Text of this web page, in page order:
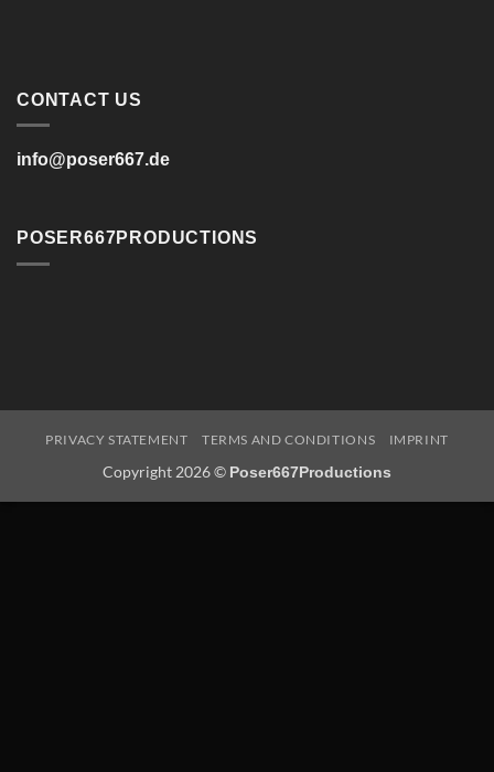
CONTACT US
info@poser667.de
POSER667PRODUCTIONS
PRIVACY STATEMENT TERMS AND CONDITIONS IMPRINT
Copyright 2026 © Poser667Productions